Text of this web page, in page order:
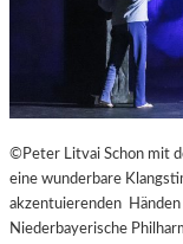
©Peter Litvai Schon mit
eine wunderbare
akzentuierenden
Niederbayerische